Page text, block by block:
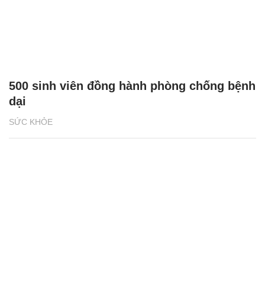
SỨC KHỎE
500 sinh viên đồng hành phòng chống bệnh
dại